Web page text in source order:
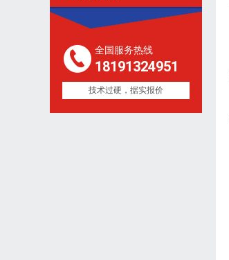
全国服务热线
18191324951
技术过硬，据实报价